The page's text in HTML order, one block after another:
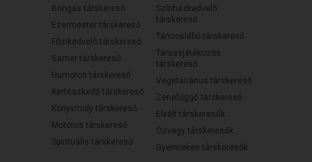
Bringás társkereső
Ezermester társkereső
Filmkedvelő társkereső
Gamer társkereső
Humoros társkereső
Kertészkedő társkereső
Könyvmoly társkereső
Motoros társkereső
Spirituális társkereső
Színházkedvelő
társkereső
Táncoslábú társkereső
Társasjátékozós
társkereső
Vegetáriánus társkereső
Zenefüggő társkereső
Elvált társkeresők
Özvegy társkeresők
Gyermekes társkeresők